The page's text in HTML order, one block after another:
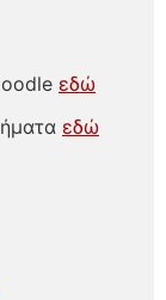
εδώ
εδώ